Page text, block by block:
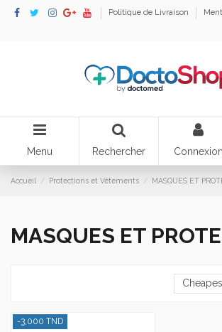
Politique de Livraison
Menu Rechercher Connexion
Accueil Protections et Vêtements MASQUES ET
MASQUES ET
-3,000 TND